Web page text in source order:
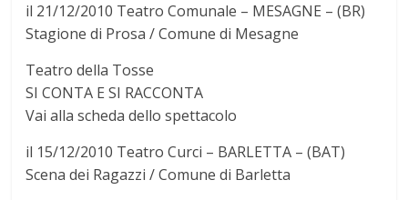
il 21/12/2010 Teatro Comunale – MESAGNE – (BR)
Stagione di Prosa / Comune di Mesagne
Teatro della Tosse
SI CONTA E SI RACCONTA
Vai alla scheda dello spettacolo
il 15/12/2010 Teatro Curci – BARLETTA – (BAT)
Scena dei Ragazzi / Comune di Barletta